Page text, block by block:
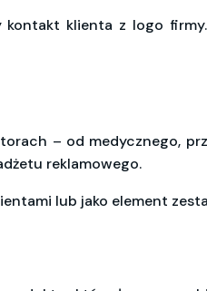
klienta z logo
– od medycznego,
reklamowego.
lub jako element